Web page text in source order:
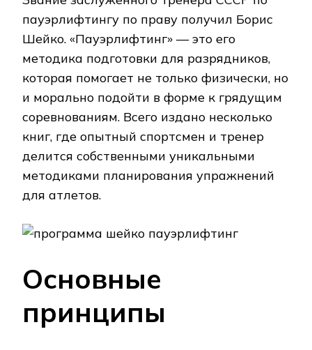
пауэрлифтингу по праву получил Борис
Шейко. «Пауэрлифтинг» — это его
методика подготовки для разрядников,
которая помогает не только физически, но
и морально подойти в форме к грядущим
соревнованиям. Всего издано несколько
книг, где опытный спортсмен и тренер
делится собственными уникальными
методиками планирования упражнений
для атлетов.
Основные
принципы